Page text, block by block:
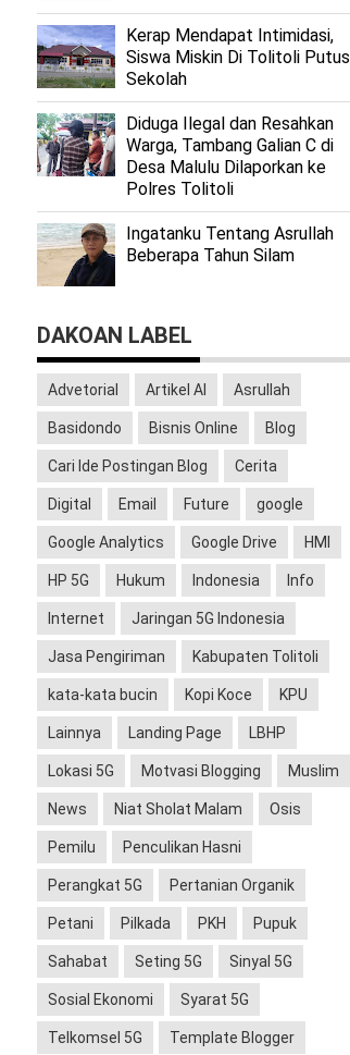
Kerap Mendapat Intimidasi,
Siswa Miskin Di Tolitoli Putus
Sekolah
Diduga Ilegal dan Resahkan
Warga, Tambang Galian C di
Desa Malulu Dilaporkan ke
Polres Tolitoli
Ingatanku Tentang Asrullah
Beberapa Tahun Silam
DAKOAN LABEL
Advetorial Artikel AI Asrullah
Basidondo Bisnis Online Blog
Cari Ide Postingan Blog Cerita
Digital Email Future google
Google Analytics Google Drive HMI
HP 5G Hukum Indonesia Info
Internet Jaringan 5G Indonesia
Jasa Pengiriman Kabupaten Tolitoli
kata-kata bucin Kopi Koce KPU
Lainnya Landing Page LBHP
Lokasi 5G Motvasi Blogging Muslim
News Niat Sholat Malam Osis
Pemilu Penculikan Hasni
Perangkat 5G Pertanian Organik
Petani Pilkada PKH Pupuk
Sahabat Seting 5G Sinyal 5G
Sosial Ekonomi Syarat 5G
Telkomsel 5G Template Blogger